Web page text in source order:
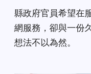
縣政府官員希望在
網服務，卻與一份
想法不以為然。